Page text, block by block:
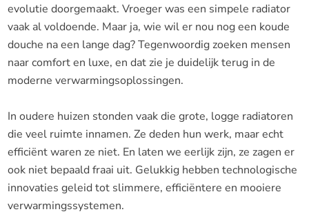
evolutie doorgemaakt. Vroeger was een simpele radiator
vaak al voldoende. Maar ja, wie wil er nou nog een koude
douche na een lange dag? Tegenwoordig zoeken mensen
naar comfort en luxe, en dat zie je duidelijk terug in de
moderne verwarmingsoplossingen.
In oudere huizen stonden vaak die grote, logge radiatoren
die veel ruimte innamen. Ze deden hun werk, maar echt
efficiënt waren ze niet. En laten we eerlijk zijn, ze zagen er
ook niet bepaald fraai uit. Gelukkig hebben technologische
innovaties geleid tot slimmere, efficiëntere en mooiere
verwarmingssystemen.